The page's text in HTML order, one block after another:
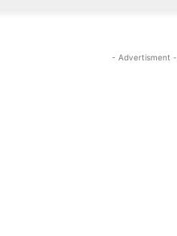
- Advertisment -